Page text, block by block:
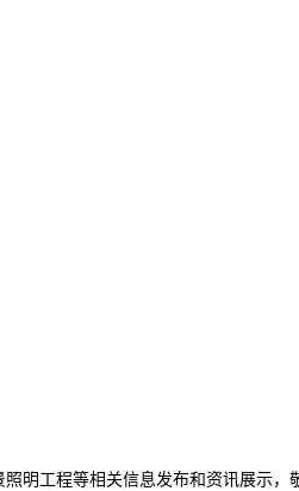
明工程等相关信息发布和资讯展示，